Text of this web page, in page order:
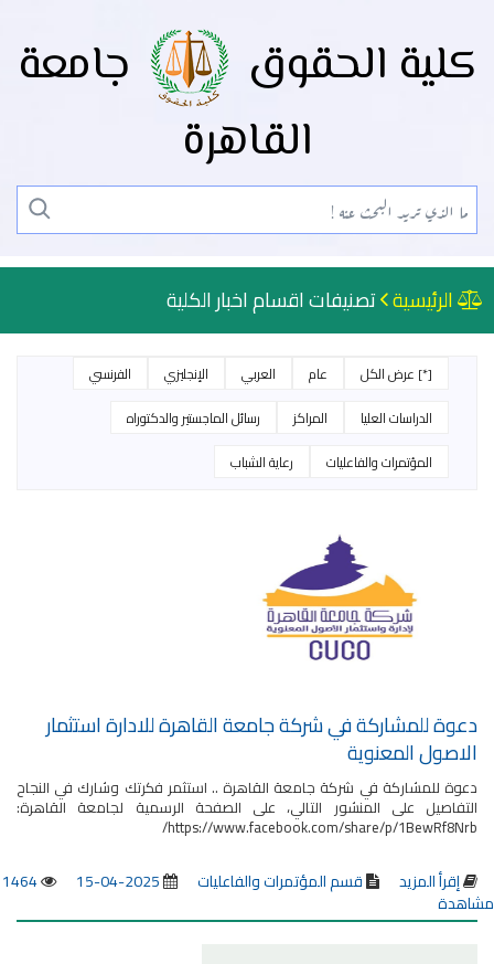
كلية الحقوق
جامعة
القاهرة
الرئيسية تصنيفات اقسام اخبار الكلية
[*] عرض الكل عام العربي الإنجليزي
الفرنسي
الدراسات العليا
المراكز
رسائل الماجستير والدكتوراه
المؤتمرات والفاعليات
رعاية الشباب
دعوة للمشاركة في شركة جامعة القاهرة للادارة استثمار
الاصول المعنوية
دعوة للمشاركة في شركة جامعة القاهرة .. استثمر فكرتك وشارك في النجاح
التفاصيل على المنشور التالي، على الصفحة الرسمية لجامعة القاهرة:
https://www.facebook.com/share/p/1BewRf8Nrb/
إقرأ المزيد قسم المؤتمرات والفاعليات 2025-04-15
1464
مشاهدة